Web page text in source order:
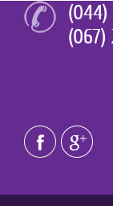
(044)
(067)